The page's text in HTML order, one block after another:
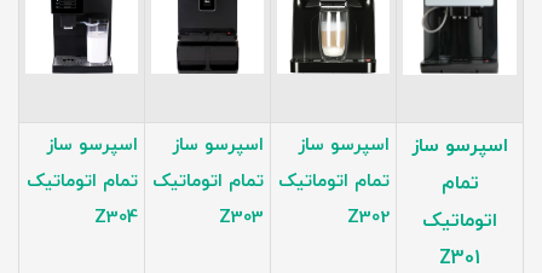
اسپرسو ساز
تمام
اتوماتیک
Z301
اسپرسو ساز
تمام اتوماتیک
Z302
اسپرسو ساز
تمام اتوماتیک
Z303
اسپرسو ساز
تمام اتوماتیک
Z304